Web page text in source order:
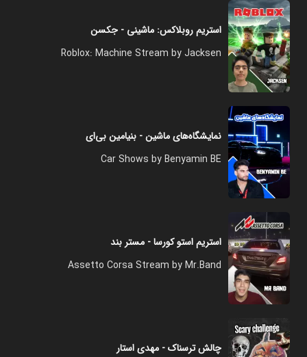
استریم روبلاکس: ماشینی - جکسن
Roblox: Machine Stream by Jacksen
نمایشگاه‌های ماشین - بنیامین بی‌ای
Car Shows by Benyamin BE
استریم استو کورسا - مستر بند
Assetto Corsa Stream by Mr.Band
چالش ترسناک - مهدی استار